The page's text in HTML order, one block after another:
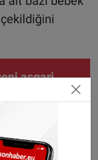
asgari
ürünleri